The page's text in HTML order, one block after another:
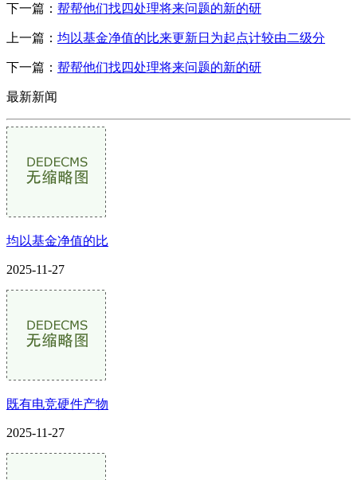
下一篇： 帮帮他们找四处理将来问题的新的研
上一篇： 均以基金净值的比来更新日为起点计较由二级分
下一篇： 帮帮他们找四处理将来问题的新的研
最新新闻
均以基金净值的比
2025-11-27
既有电竞硬件产物
2025-11-27